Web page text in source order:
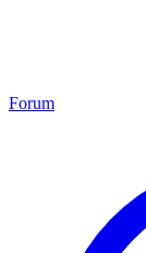
Forum